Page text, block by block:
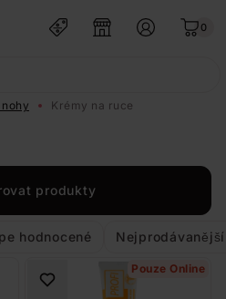
0
Krémy na ruce
produkty
hodnocené Nejprodávanější
Pouze Online